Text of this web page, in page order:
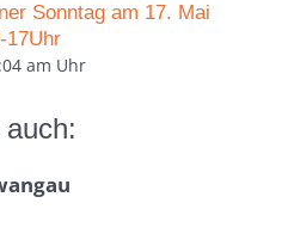
Sonntag am 17. Mai
17Uhr
am Uhr